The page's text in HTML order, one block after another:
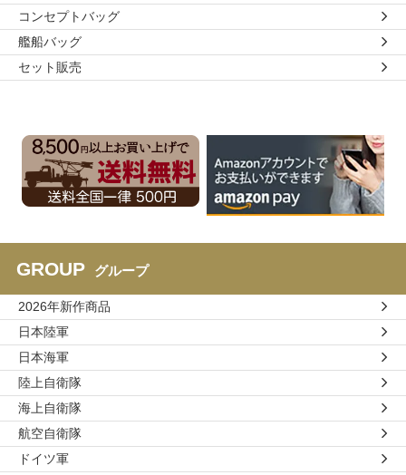
コンセプトバッグ
艦船バッグ
セット販売
GROUP グループ
2026年新作商品
日本陸軍
日本海軍
陸上自衛隊
海上自衛隊
航空自衛隊
ドイツ軍